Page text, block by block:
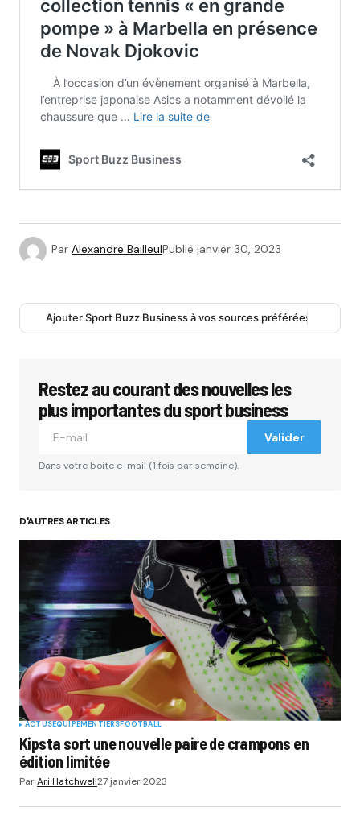
Par Alexandre BailleulPublié janvier 30, 2023
Ajouter Sport Buzz Business à vos sources préférées
Restez au courant des nouvelles les
plus importantes du sport business
Valider
Dans votre boite e-mail (1 fois par semaine).
D'AUTRES ARTICLES
ACTUSEQUIPEMENTIERSFOOTBALL
Kipsta sort une nouvelle paire de crampons en
édition limitée
ParAri Hatchwell27 janvier 2023